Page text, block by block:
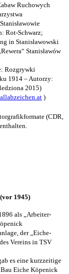
Ruchowych
Rot-Schwarz;
in Stanisławowski
Stanisławów
Rozgrywki
1914 – Autorzy:
2015)
)
(CDR,
1945)
als „Arbeiter-
der „Eiche-
Vereins in TSV
es eine kurzzeitige
Eiche Köpenick